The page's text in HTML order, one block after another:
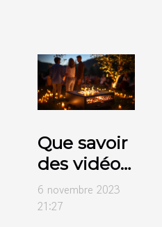
Que savoir
des vidéos
projecteurs
de marque
6 novembre 2023
21:27